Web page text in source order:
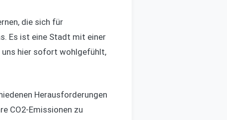
die sich für
Es ist eine Stadt mit einer
uns hier sofort wohlgefühlt,
Herausforderungen
CO2-Emissionen zu